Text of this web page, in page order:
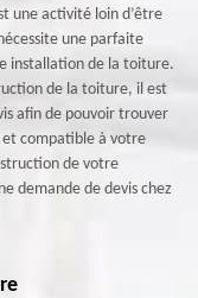
une activité loin d’être
une parfaite
installation de la toiture.
de la toiture, il est
afin de pouvoir trouver
compatible à votre
de votre
demande de devis chez